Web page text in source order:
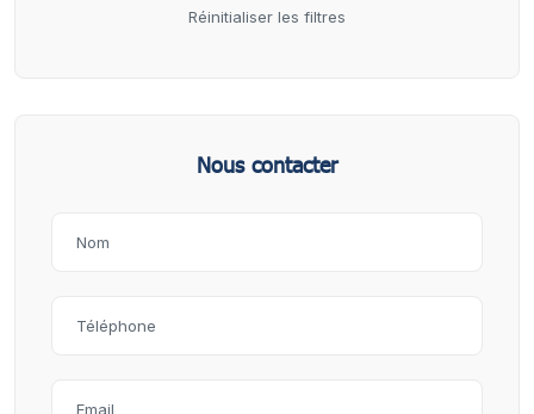
Réinitialiser les filtres
Nous contacter